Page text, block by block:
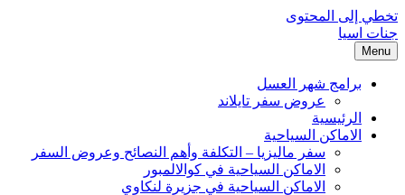
تخطي إلى المحتوى
جنات اسيا
Menu
برامج شهر العسل
عروض سفر تايلاند
الرئيسية
الاماكن السياحية
سفر ماليزيا – التكلفة وأهم النصائح وعروض السفر
الاماكن السياحية في كوالالمبور
الاماكن السياحية في جزيرة لنكاوي